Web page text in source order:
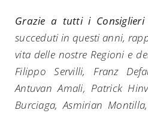
Grazie a tutti i Consiglieri
succeduti in questi anni,
vita delle nostre Regioni e
Filippo Servilli, Franz
Antuvan Amali, Patrick
Burciaga, Asmirian